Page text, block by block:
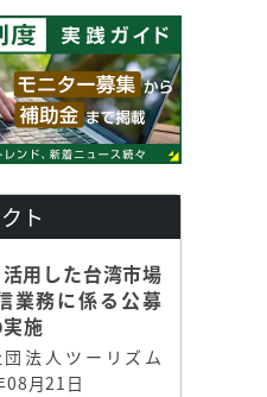
ト
用した台湾市場
業務に係る公募
施
法人ツーリズム
08月21日